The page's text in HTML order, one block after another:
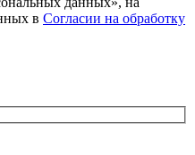
в Согласии на обработку